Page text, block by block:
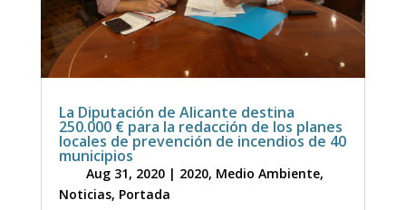
La Diputación de Alicante destina
250.000 € para la redacción de los planes
locales de prevención de incendios de 40
municipios
Aug 31, 2020| 2020, Medio Ambiente,
Noticias, Portada